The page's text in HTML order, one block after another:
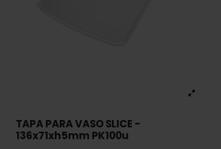
TAPA PARA VASO SLICE -
136x71xh5mm PK100u